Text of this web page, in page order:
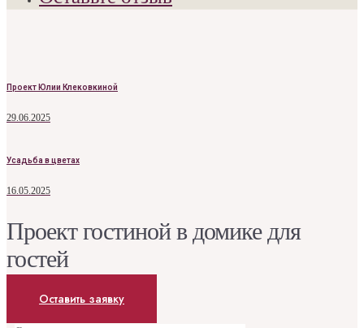
Проект Юлии Клековкиной
29.06.2025
Усадьба в цветах
16.05.2025
Проект гостиной в домике для
гостей
Оставить заявку